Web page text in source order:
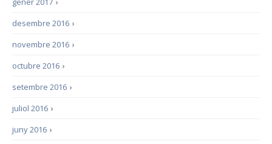
›
desembre 2016
›
novembre 2016
›
octubre 2016
›
setembre 2016
›
juliol 2016
›
juny 2016